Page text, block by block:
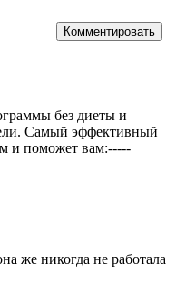
Комментировать
без диеты и
Самый эффективный
и поможет вам:-----
же никогда не работала